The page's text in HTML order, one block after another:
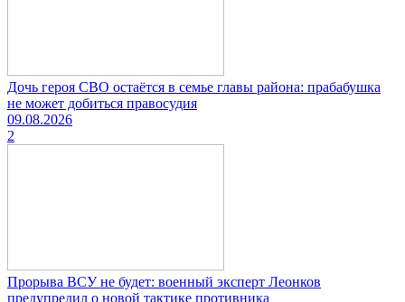
Дочь героя СВО остаётся в семье главы района: прабабушка
не может добиться правосудия
09.08.2026
2
Прорыва ВСУ не будет: военный эксперт Леонков
предупредил о новой тактике противника